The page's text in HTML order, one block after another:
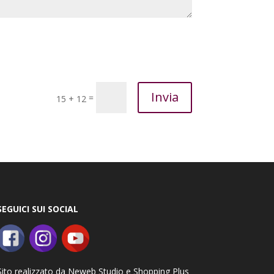
15 + 12 = Invia
SUI SOCIAL
realizzato da Neweb Studio e Shopping Plus